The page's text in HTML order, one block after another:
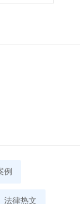
例
法律热文